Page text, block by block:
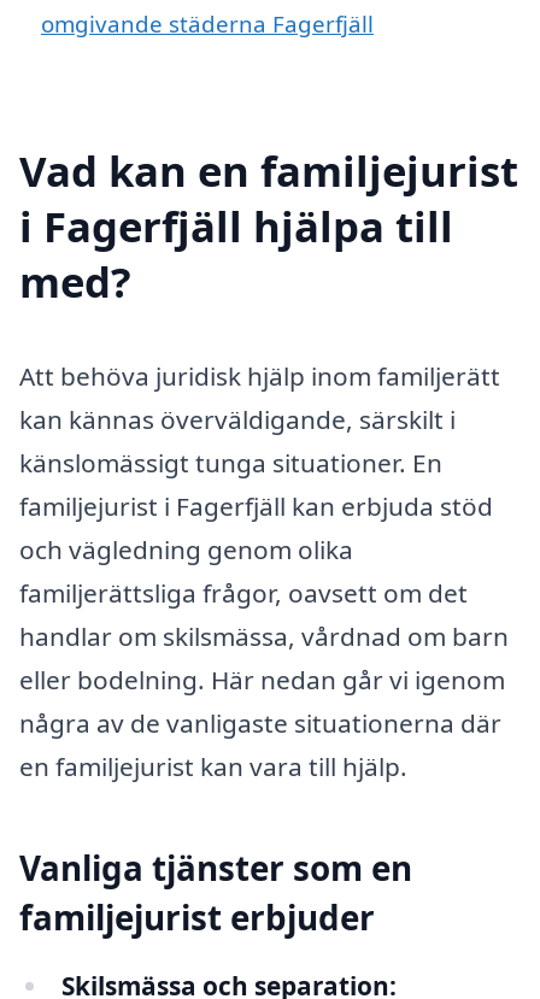
omgivande städerna Fagerfjäll
Vad kan en familjejurist
i Fagerfjäll hjälpa till
med?
Att behöva juridisk hjälp inom familjerätt
kan kännas överväldigande, särskilt i
känslomässigt tunga situationer. En
familjejurist i Fagerfjäll kan erbjuda stöd
och vägledning genom olika
familjerättsliga frågor, oavsett om det
handlar om skilsmässa, vårdnad om barn
eller bodelning. Här nedan går vi igenom
några av de vanligaste situationerna där
en familjejurist kan vara till hjälp.
Vanliga tjänster som en
familjejurist erbjuder
Skilsmässa och separation: